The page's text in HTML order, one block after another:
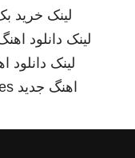
لینک خرید
لینک دانلود
لینک دانلود
اهنگ جدید